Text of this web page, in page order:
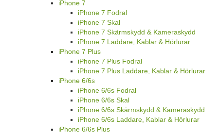
iPhone 7
iPhone 7 Fodral
iPhone 7 Skal
iPhone 7 Skärmskydd & Kameraskydd
iPhone 7 Laddare, Kablar & Hörlurar
iPhone 7 Plus
iPhone 7 Plus Fodral
iPhone 7 Plus Laddare, Kablar & Hörlurar
iPhone 6/6s
iPhone 6/6s Fodral
iPhone 6/6s Skal
iPhone 6/6s Skärmskydd & Kameraskydd
iPhone 6/6s Laddare, Kablar & Hörlurar
iPhone 6/6s Plus